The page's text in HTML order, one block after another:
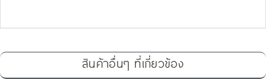
สินค้าอื่นๆ ที่เกี่ยวข้อง